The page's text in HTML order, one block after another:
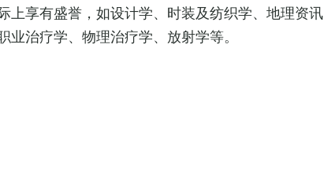
上享有盛誉，如设计学、时装及纺织学、地理资讯
治疗学、物理治疗学、放射学等。